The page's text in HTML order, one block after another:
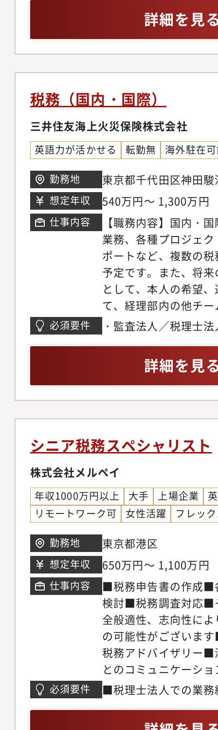
ことは知られた話で
メ（優遇措置）に焦
います。優遇措置の
置創設」・D「措置施
A「制度改正」から成
ステージに、民間事
点での「Do」、及び
での「Act」に関与し
トの他ビジネス、ま
と連携しながら、政
つ存在として、双方
税務グループで、国
きます。＜具体的に
対応・税務調査対応
社における税務問題
おける税務論点対応
PMI活動■経理部組織
務グループ：20名程
ローバルかつ幅広い
経験することで、事
性を高めることがで
は税務業務だけでな
係・決算等の分野で
可能です。【当社の
は、コア事業である
中、これまでに培っ
業の多角化により事
した。現在では、海
60%、ワールドワイ
企業から構成された
創業以来、蓄積して
ディカル、CDMO、
の事業拡大を継続し
機能材料）、イメー
長を遂げています。※
ホールディングスへ
（英語での打ち合わ
詳細を見
税務（国内・国際）
三井住友海上火災保険株式会社
英語力が活かせる 転勤無 海外駐在
勤務地 東京都千代田区神田
想定年収 540万円～ 1,300万円
仕事内容
【職務内容】国内・
業務、各種プロジェ
ポートなど、複数の
予定です。また、将
として、本人の希望
て、経理部内の他チ
海外駐在員など、幅
示】・法人税・消費
（国際会計基準の決
（グローバル・ミニ
外国税額控除等）に
係る海外グループ会
の推進・サポート・
関する企画業務・タ
務戦略）の立案・実
に関する税務分析・
ス態勢の強化・税務
介】・入社5年間は、
税務業務のプロフェ
きます。その後は、
などの道もあります
必須要件
・監査法人／税理士
詳細を見
シニア税務スペシャリスト
株式会社メルペイ
年収1000万円以上 大手 上場企業
リモートワーク可
女性活躍 フレッ
勤務地 東京都港区
想定年収 650万円～ 1,100万円
仕事内容
■税務申告書の作成■
検討■税務調査対応■
全般適性、志向性に
の可能性がございま
税務アドバイザリー■
とのコミュニケーシ
成（マスターファイ
国際税務アドバイザ
必須要件
■税理士法人での業務
業務・税金計算の実